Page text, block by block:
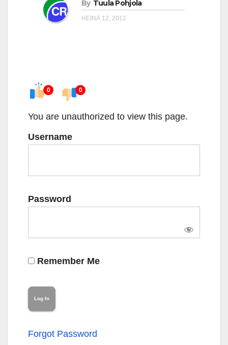
By Tuula Pohjola
HEINÄ 12, 2012
0 0
You are unauthorized to view this page.
Username
Password
Remember Me
Forgot Password